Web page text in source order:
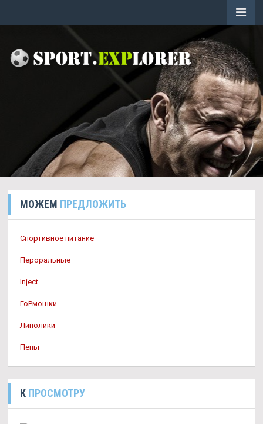
МОЖЕМ ПРЕДЛОЖИТЬ
Спортивное питание
Пероральные
Inject
ГоРмошки
Липолики
Пепы
К ПРОСМОТРУ